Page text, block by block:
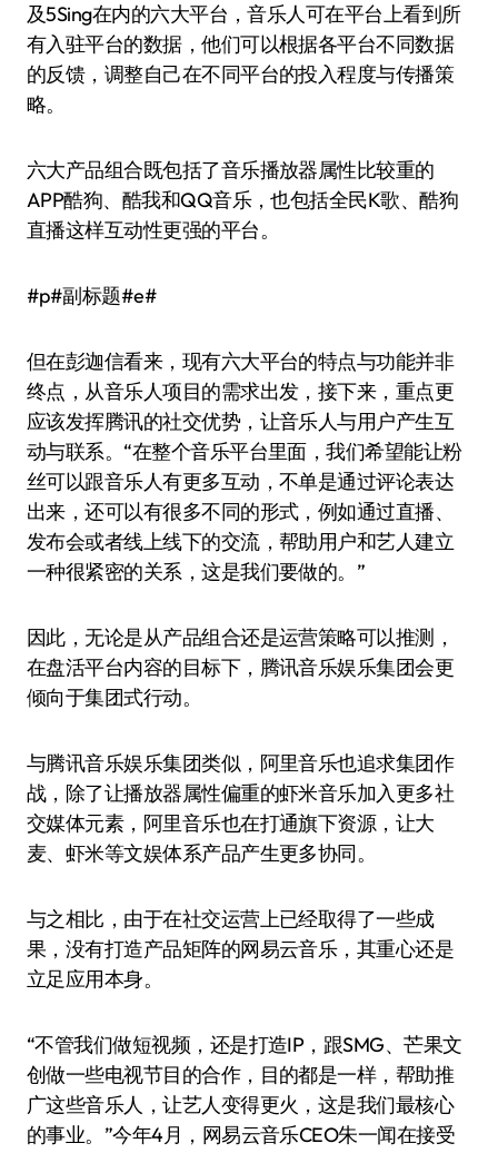
及5Sing在内的六大平台，音乐人可在平台上看到所
有入驻平台的数据，他们可以根据各平台不同数据
的反馈，调整自己在不同平台的投入程度与传播策
略。
六大产品组合既包括了音乐播放器属性比较重的
APP酷狗、酷我和QQ音乐，也包括全民K歌、酷狗
直播这样互动性更强的平台。
#p#副标题#e#
但在彭迦信看来，现有六大平台的特点与功能并非
终点，从音乐人项目的需求出发，接下来，重点更
应该发挥腾讯的社交优势，让音乐人与用户产生互
动与联系。“在整个音乐平台里面，我们希望能让粉
丝可以跟音乐人有更多互动，不单是通过评论表达
出来，还可以有很多不同的形式，例如通过直播、
发布会或者线上线下的交流，帮助用户和艺人建立
一种很紧密的关系，这是我们要做的。”
因此，无论是从产品组合还是运营策略可以推测，
在盘活平台内容的目标下，腾讯音乐娱乐集团会更
倾向于集团式行动。
与腾讯音乐娱乐集团类似，阿里音乐也追求集团作
战，除了让播放器属性偏重的虾米音乐加入更多社
交媒体元素，阿里音乐也在打通旗下资源，让大
麦、虾米等文娱体系产品产生更多协同。
与之相比，由于在社交运营上已经取得了一些成
果，没有打造产品矩阵的网易云音乐，其重心还是
立足应用本身。
“不管我们做短视频，还是打造IP，跟SMG、芒果文
创做一些电视节目的合作，目的都是一样，帮助推
广这些音乐人，让艺人变得更火，这是我们最核心
的事业。”今年4月，网易云音乐CEO朱一闻在接受